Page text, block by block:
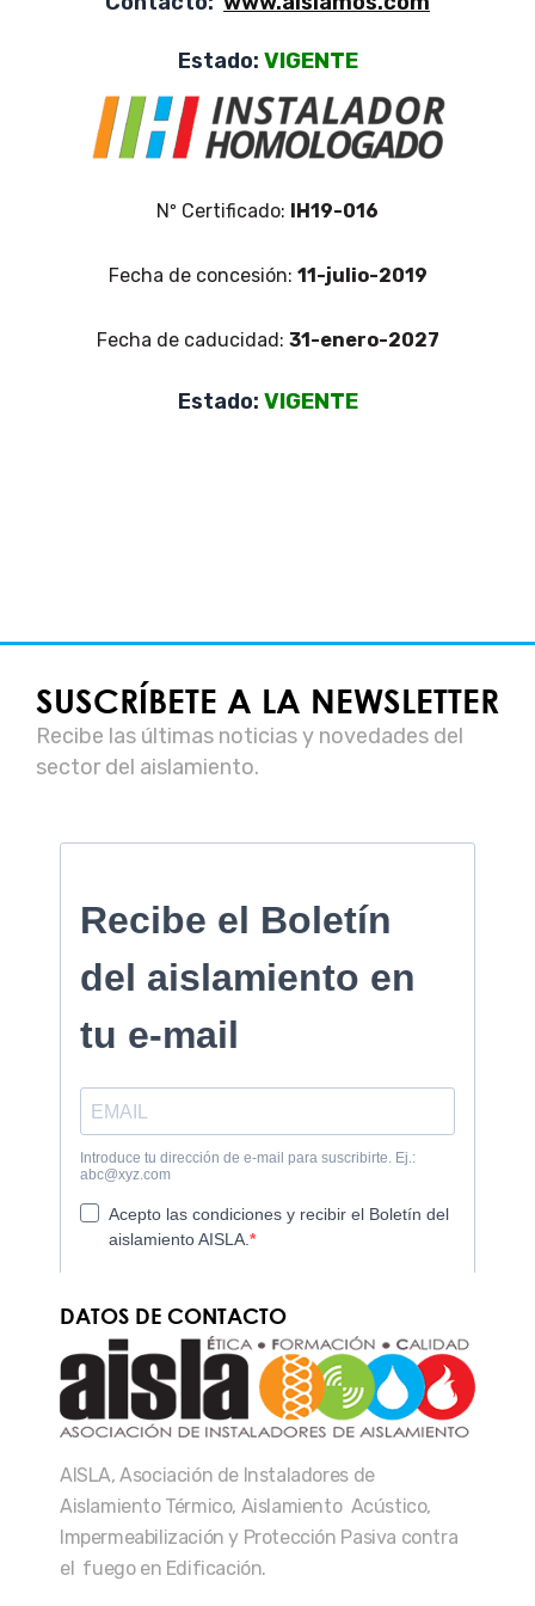
Estado: VIGENTE
Nº Certificado: IH19-016
Fecha de concesión: 11-julio-2019
Fecha de caducidad: 31-enero-2027
Estado: VIGENTE
SUSCRÍBETE A LA NEWSLETTER
Recibe las últimas noticias y novedades del
sector del aislamiento.
DATOS DE CONTACTO
AISLA, Asociación de Instaladores de
Aislamiento Térmico, Aislamiento Acústico,
Impermeabilización y Protección Pasiva contra
el fuego en Edificación.